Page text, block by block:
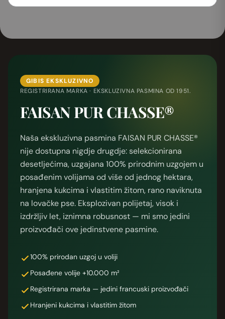
GIBIS EKSKLUZIVNO
REGISTRIRANA MARKA · EKSKLUZIVNA PASMINA OD 1951.
FAISAN PUR CHASSE®
Naša ekskluzivna pasmina FAISAN PUR CHASSE®
nije dostupna nigdje drugdje: selekcionirana
desetljećima, uzgajana 100% prirodnim uzgojem u
posađenim volijama od više od jednog hektara,
hranjena kukcima i vlastitim žitom, rano naviknuta
na lovačke pse. Eksplozivan polijetaj, visok i
izdržljiv let, iznimna robusnost — mi smo jedini
proizvođači ove jedinstvene pasmine.
100% prirodan uzgoj u voliji
Posađene volije +10.000 m²
Registrirana marka — jedini francuski proizvođači
Hranjeni kukcima i vlastitim žitom